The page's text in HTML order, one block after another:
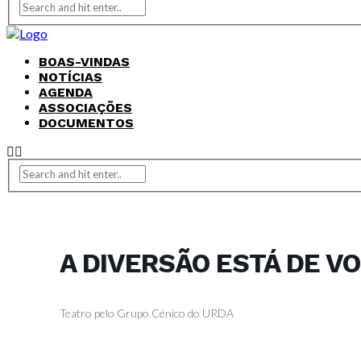
BOAS-VINDAS
NOTÍCIAS
AGENDA
ASSOCIAÇÕES
DOCUMENTOS
A DIVERSÃO ESTÁ DE
Teatro pelo Grupo Cénico do URDA